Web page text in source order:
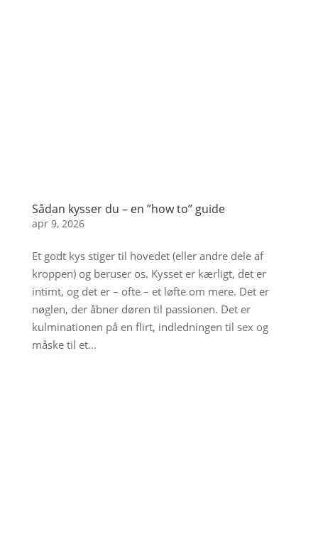
Sådan kysser du – en ”how to” guide
apr 9, 2026
Et godt kys stiger til hovedet (eller andre dele af
kroppen) og beruser os. Kysset er kærligt, det er
intimt, og det er – ofte – et løfte om mere. Det er
nøglen, der åbner døren til passionen. Det er
kulminationen på en flirt, indledningen til sex og
måske til et...